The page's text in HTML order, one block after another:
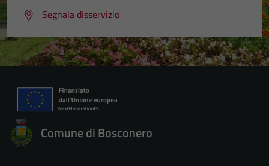
Segnala disservizio
Comune di Bosconero